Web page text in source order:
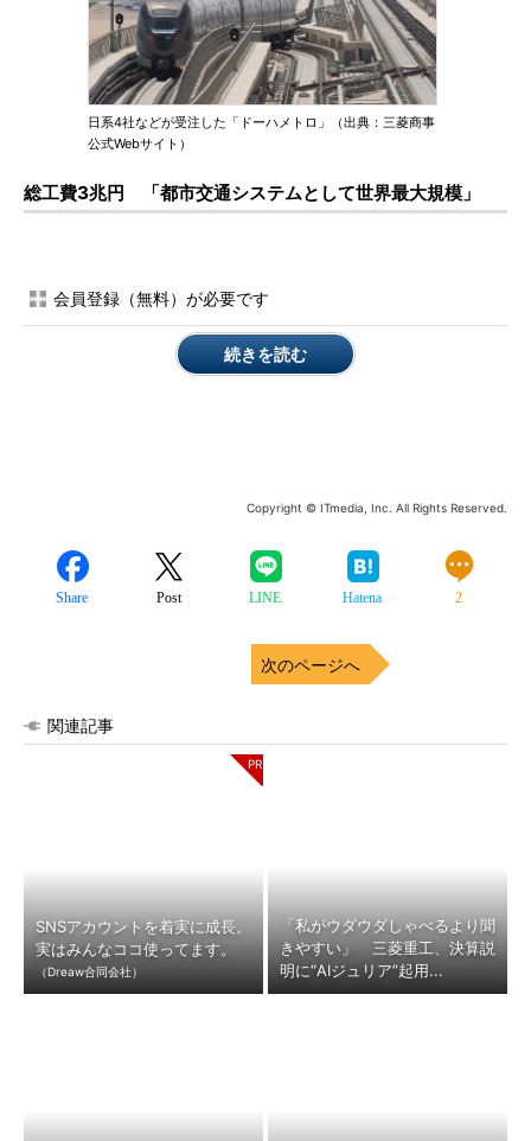
日系4社などが受注した「ドーハメトロ」（出典：三菱商事
公式Webサイト）
総工費3兆円 「都市交通システムとして世界最大規模」
会員登録（無料）が必要です
続きを読む
Copyright © ITmedia, Inc. All Rights Reserved.
Share Post LINE Hatena 2
次のページへ
関連記事
SNSアカウントを着実に成長。
実はみんなココ使ってます。
（Dreaw合同会社）
「私がウダウダしゃべるより聞
きやすい」 三菱重工、決算説
明に“AIジュリア”起用...